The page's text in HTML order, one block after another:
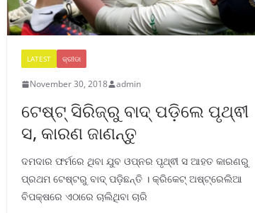
LATEST କ୍ରୀଡା
November 30, 2018 admin
ଟେଷ୍ଟ୍ ସିରିଜ୍ରୁ ବାଦ୍ ପଡ଼ିଲେ ପୃଥ୍ଵୀ
ସ, କାରଣ ଜାଣନ୍ତୁ
ଦମଦାର ଫର୍ମରେ ଥିବା ଯୁବ ଓପ୍ନର ପୃଥ୍ଵୀ ସ ଆହତ କାରଣରୁ
ପ୍ରଥମ ଟେଷ୍ଟରୁ ବାଦ୍ ପଡ଼ିଛନ୍ତି । କ୍ରିକେଟ୍ ଅଷ୍ଟ୍ରେଲିଆ
ବିପକ୍ଷରେ ଏଠାରେ ଚାଲିଥିବା ଚାରି